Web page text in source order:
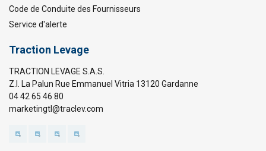
Code de Conduite des Fournisseurs
Service d'alerte
Traction Levage
TRACTION LEVAGE S.A.S.
Z.I. La Palun Rue Emmanuel Vitria 13120 Gardanne
04 42 65 46 80
marketingtl@traclev.com